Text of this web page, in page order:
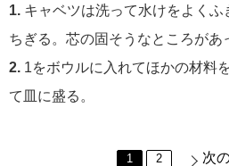
1. キャベツは洗って水けをよく
ちぎる。芯の固そうなところがあ
2. 1をボウルに入れてほかの材料
て皿に盛る。
1 2 次